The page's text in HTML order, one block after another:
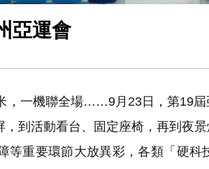
亞運會
一機聯全場……9月23日，第19屆
，到活動看台、固定座椅，再到夜
等重要環節大放異彩，各類「硬